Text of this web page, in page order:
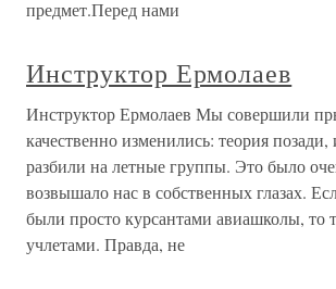
предмет.Перед нами
Инструктор Ермолаев
Инструктор Ермолаев Мы совершили
качественно изменились: теория позади,
разбили на летные группы. Это было
возвышало нас в собственных глазах.
были просто курсантами авиашколы, то
учлетами. Правда, не